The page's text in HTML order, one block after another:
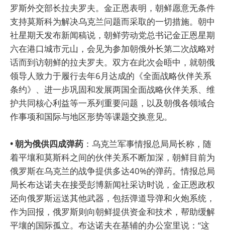
罗斯外交部长拉夫罗夫。金正恩表明，朝鲜愿意无条件
支持莫斯科为解决乌克兰问题而采取的一切措施。朝中
社星期天发布新闻稿说，朝鲜劳动党总书记金正恩星期
六在港口城市元山，会见为参加朝俄外长第二次战略对
话而到访朝鲜的拉夫罗夫。双方在此次会晤中，就朝俄
领导人致力于履行去年6月达成的《全面战略伙伴关系
条约》、进一步巩固和发展两国全面战略伙伴关系、维
护共同核心利益等一系列重要问题，以及朝俄各领域合
作事项和国际与地区形势等课题交换意见。
• 朝为俄供四成弹药 ：乌克兰军事情报总局局长称，随
着平壤和莫斯科之间的伙伴关系不断加深，朝鲜目前为
俄罗斯在乌克兰的战争提供多达40%的弹药。情报总局
局长布达诺夫在接受彭博新闻社采访时说，金正恩政权
还向俄罗斯运送其他武器，包括弹道导弹和火炮系统，
作为回报，俄罗斯则向朝鲜提供资金和技术，帮助缓解
平壤的国际孤立。布达诺夫在基辅的办公室里说：“这